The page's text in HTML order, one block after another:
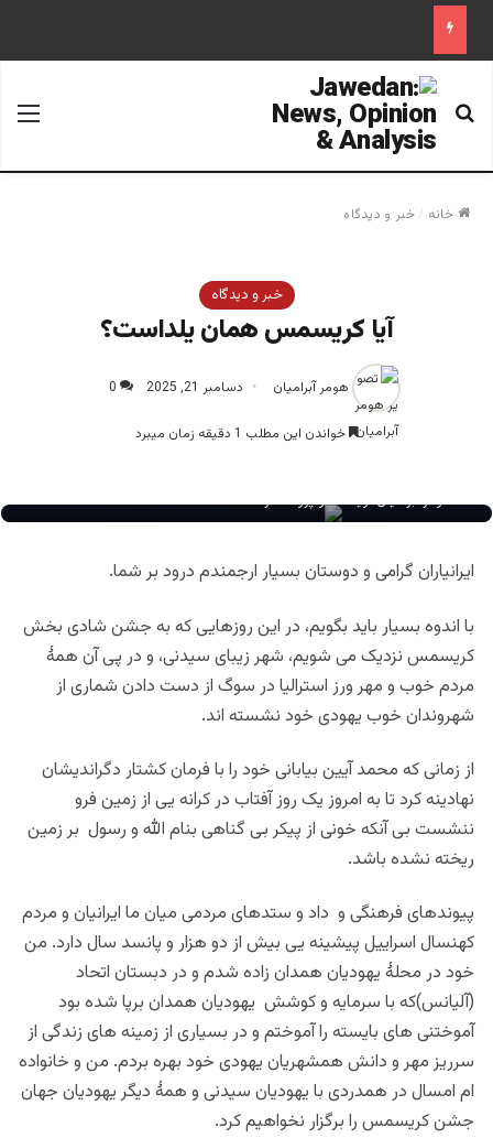
جستجو برای
خانه /خبر و دیدگاه
خبر و دیدگاه
آیا کریسمس همان یلداست؟
هومر آبرامیان دسامبر 21, 2025 0
خواندن این مطلب 1 دقیقه زمان میبرد
هومر آبرامیان نویسنده و پژوهشگر
ایرانیاران گرامی و دوستان بسیار ارجمندم درود بر شما.
با اندوه بسیار باید بگویم، در این روزهایی که به جشن شادی بخش
کریسمس نزدیک می شویم، شهر زیبای سیدنی، و در پی آن همۀ
مردم خوب و مهر ورز استرالیا در سوگ از دست دادن شماری از
شهروندان خوب یهودی خود نشسته اند.
از زمانی که محمد آیین بیابانی خود را با فرمان کشتار دگراندیشان
نهادینه کرد تا به امروز یک روز آفتاب در کرانه یی از زمین فرو
ننشست بی آنکه خونی از پیکر بی گناهی بنام الله و رسول بر زمین
ریخته نشده باشد.
پیوندهای فرهنگی و داد و ستدهای مردمی میان ما ایرانیان و مردم
کهنسال اسراییل پیشینه یی بیش از دو هزار و پانسد سال دارد. من
خود در محلۀ یهودیان همدان زاده شدم و در دبستان اتحاد
(آلیانس)که با سرمایه و کوشش یهودیان همدان برپا شده بود
آموختنی های بایسته را آموختم و در بسیاری از زمینه های زندگی از
سرریز مهر و دانش همشهریان یهودی خود بهره بردم. من و خانواده
ام امسال در همدردی با یهودیان سیدنی و همۀ دیگر یهودیان جهان
جشن کریسمس را برگزار نخواهیم کرد.